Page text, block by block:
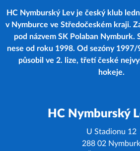
HC Nymburský Lev je český klub
v Nymburce ve Středočeském kraji.
pod názvem SK Polaban Nymburk.
nese od roku 1998. Od sezóny
působil ve 2. lize, třetí české
hokeje.
HC Nymburský
U Stadionu 12
288 02 Nymburk